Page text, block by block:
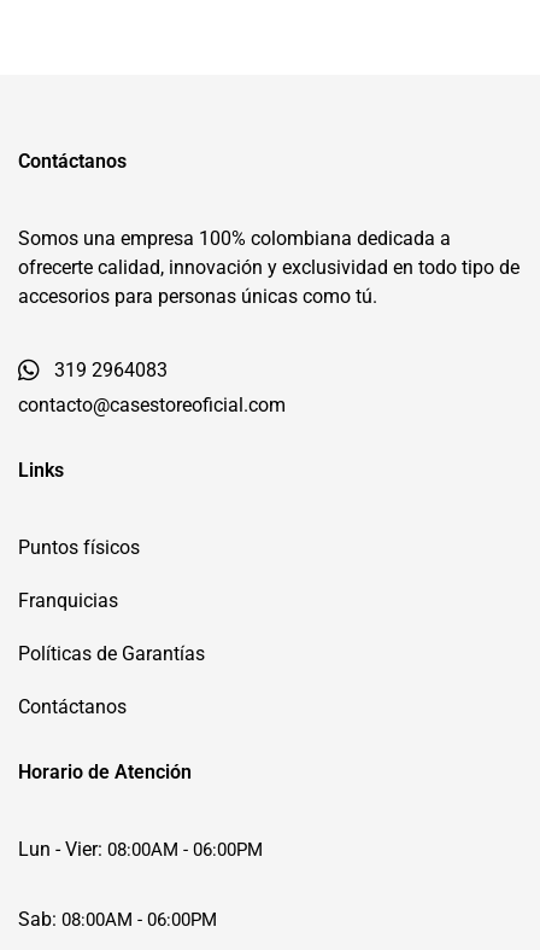
Contáctanos
Somos una empresa 100% colombiana dedicada a
ofrecerte calidad, innovación y exclusividad en todo tipo de
accesorios para personas únicas como tú.
319 2964083
contacto@casestoreoficial.com
Links
Puntos físicos
Franquicias
Políticas de Garantías
Contáctanos
Horario de Atención
Lun - Vier: 08:00AM - 06:00PM
Sab: 08:00AM - 06:00PM